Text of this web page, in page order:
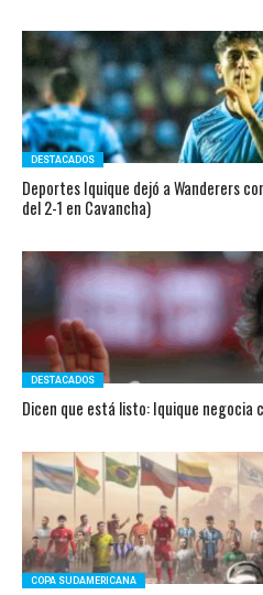
DESTACADOS
Deportes Iquique dejó a Wanderers
del 2-1 en Cavancha)
DESTACADOS
Dicen que está listo: Iquique negocia
COPA SUDAMERICANA